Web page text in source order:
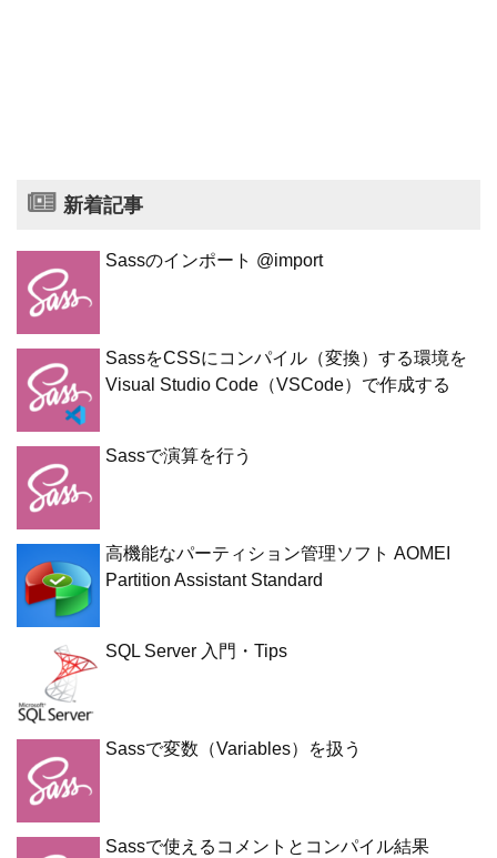
新着記事
Sassのインポート @import
SassをCSSにコンパイル（変換）する環境を
Visual Studio Code（VSCode）で作成する
Sassで演算を行う
高機能なパーティション管理ソフト AOMEI
Partition Assistant Standard
SQL Server 入門・Tips
Sassで変数（Variables）を扱う
Sassで使えるコメントとコンパイル結果